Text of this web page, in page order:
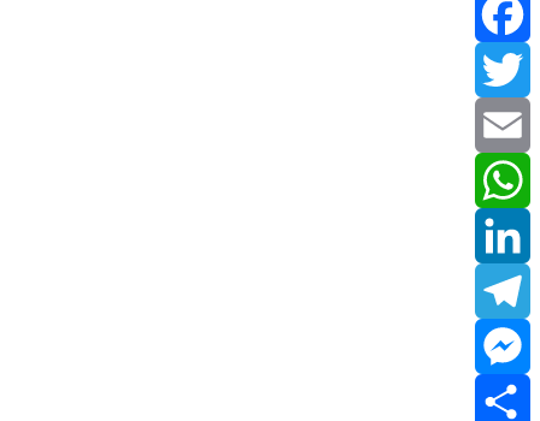
Facebook
Twitter
Email
WhatsApp
LinkedIn
Telegram
Messenger